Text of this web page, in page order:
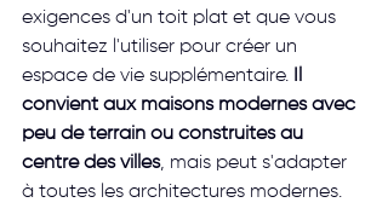
exigences d'un toit plat et que vous
souhaitez l'utiliser pour créer un
espace de vie supplémentaire.
convient aux maisons modernes avec
peu de terrain ou construites au
centre des villes, mais peut s'adapter
à toutes les architectures modernes.